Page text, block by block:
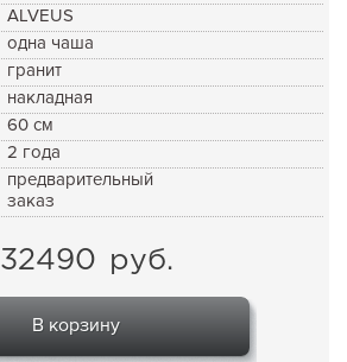
ALVEUS
одна чаша
гранит
накладная
60 см
2 года
предварительный
заказ
32490 руб.
В корзину